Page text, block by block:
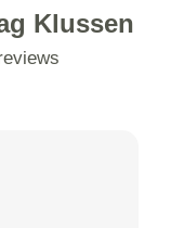
Klussen